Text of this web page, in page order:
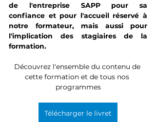
de l'entreprise SAPP pour sa
confiance et pour l'accueil réservé à
notre formateur, mais aussi pour
l'implication des stagiaires de la
formation.
Découvrez l'ensemble du contenu de
cette formation et de tous nos
programmes
Télécharger le livret